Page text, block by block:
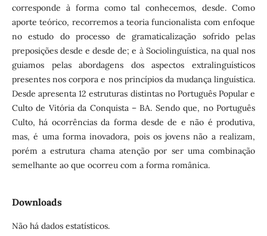
corresponde à forma como tal conhecemos, desde. Como
aporte teórico, recorremos a teoria funcionalista com enfoque
no estudo do processo de gramaticalização sofrido pelas
preposições desde e desde de; e à Sociolinguística, na qual nos
guiamos pelas abordagens dos aspectos extralinguísticos
presentes nos corpora e nos princípios da mudança linguística.
Desde apresenta 12 estruturas distintas no Português Popular e
Culto de Vitória da Conquista – BA. Sendo que, no Português
Culto, há ocorrências da forma desde de e não é produtiva,
mas, é uma forma inovadora, pois os jovens não a realizam,
porém a estrutura chama atenção por ser uma combinação
semelhante ao que ocorreu com a forma românica.
Downloads
Não há dados estatísticos.